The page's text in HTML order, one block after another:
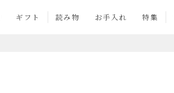
ギフト 読み物 お手入れ 特集